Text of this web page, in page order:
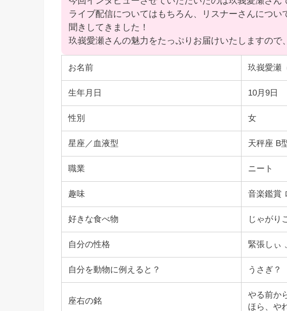
ライブ配信についてはもちろん、リスナーさんについ
聞きしてきました！
玖峩愛瀬さんの魅力をたっぷりお届けいたしますので
お名前 玖峩愛瀬
生年月日 10月9日
性別 女
星座／血液型 天秤座 B
職業 ニート
趣味 音楽鑑賞
好きな食べ物 じゃがり
自分の性格 緊張しぃ
自分を動物に例えると？ うさぎ？
座右の銘
やる前か
ほら、や